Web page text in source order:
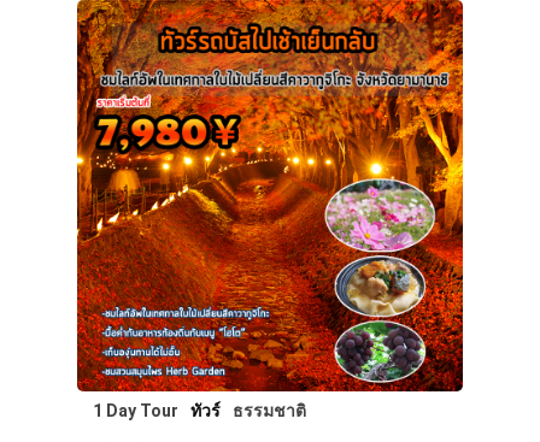
1 Day Tour ทัวร์ ธรรมชาติ
ประเทศญี่ปุ่น
เที่ยวญี่ปุ่นด้ว
เอง
รถบัส
เดินทาง
ทัวร์
ที่พัก
สาระน่ารู้